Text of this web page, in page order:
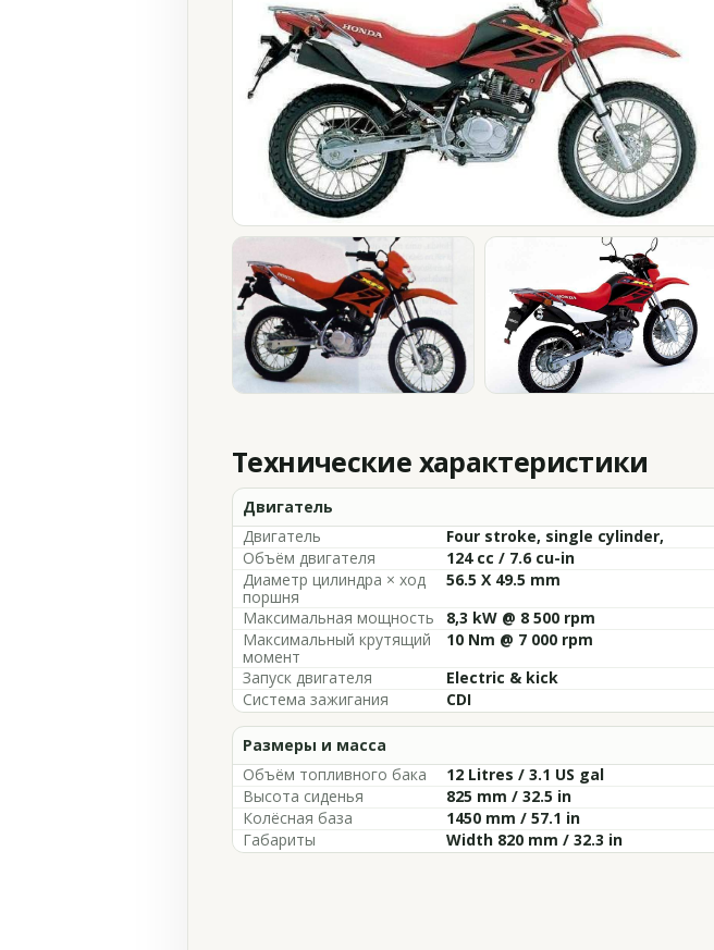
Технические характеристики
Двигатель
Двигатель
Four stroke, single cylinder,
Объём двигателя
124 cc / 7.6 cu-in
Диаметр цилиндра × ход
поршня
56.5 X 49.5 mm
Максимальная мощность
8,3 kW @ 8 500 rpm
Максимальный крутящий
момент
10 Nm @ 7 000 rpm
Запуск двигателя
Electric & kick
Система зажигания
CDI
Размеры и масса
Объём топливного бака
12 Litres / 3.1 US gal
Высота сиденья
825 mm / 32.5 in
Колёсная база
1450 mm / 57.1 in
Габариты
Width 820 mm / 32.3 in